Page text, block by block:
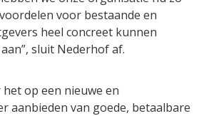
voor bestaande en
heel concreet kunnen
sluit Nederhof af.
op een nieuwe en
aanbieden van goede, betaalbare